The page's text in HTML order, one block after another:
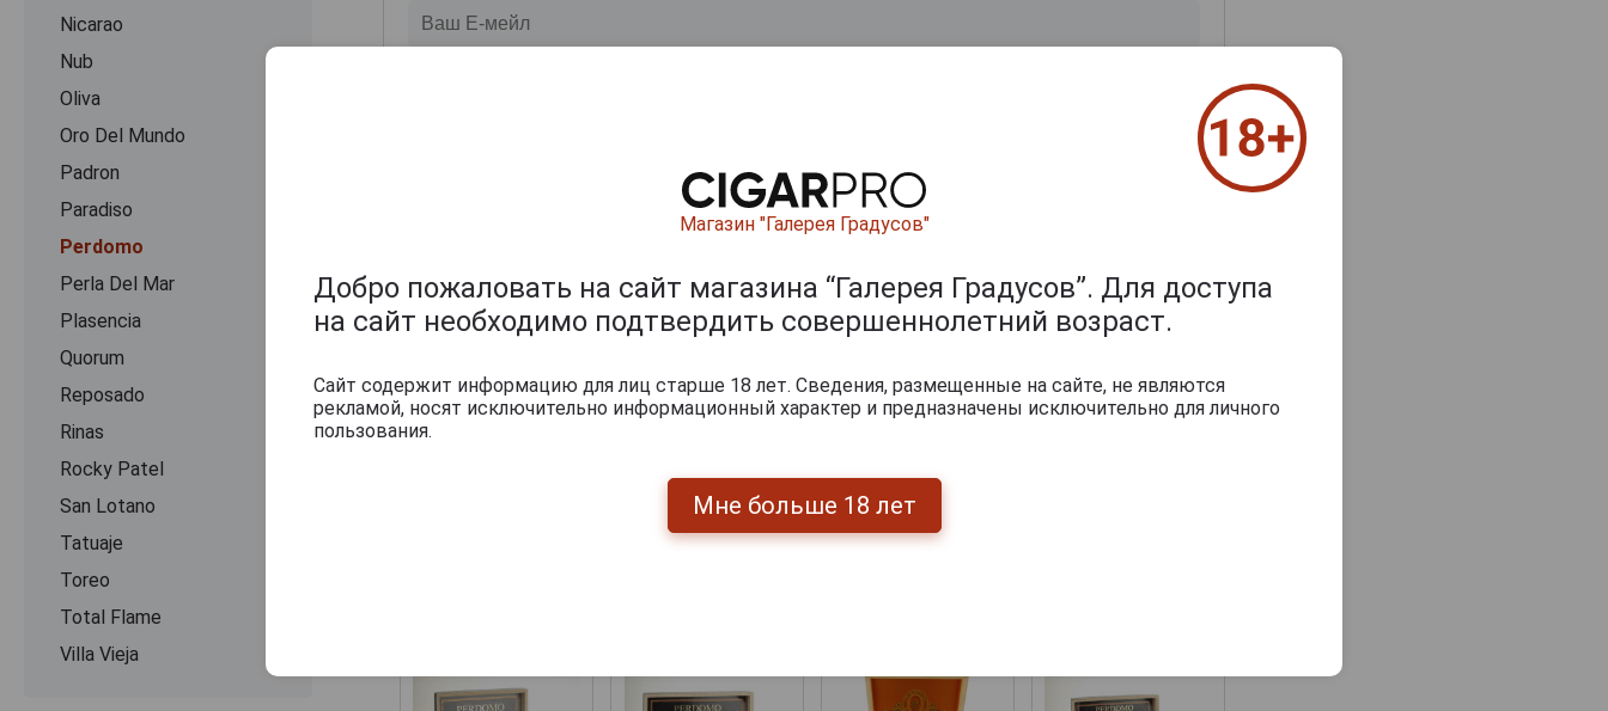
Nicarao
Nub
Oliva
Oro Del Mundo
Padron
Paradiso
Perdomo
Perla Del Mar
Plasencia
Quorum
Reposado
Rinas
Rocky Patel
San Lotano
Tatuaje
Toreo
Total Flame
Villa Vieja
Магазин "Галерея Градусов"
Добро пожаловать на сайт магазина “Галерея Градусов”. Для доступа
на сайт необходимо подтвердить совершеннолетний возраст.
Сайт содержит информацию для лиц старше 18 лет. Сведения, размещенные на сайте, не являются
рекламой, носят исключительно информационный характер и предназначены исключительно для личного
пользования.
Мне больше 18 лет